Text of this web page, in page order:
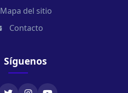
Mapa del sitio
Contacto
Síguenos